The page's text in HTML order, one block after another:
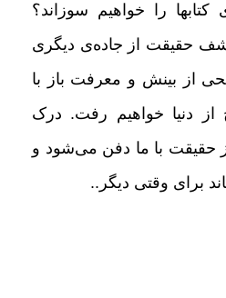
را خواهیم سوزاند؟
حقیقت از جاده‌ی دیگری
از بینش و معرفت باز با
دنیا خواهیم رفت. درک
حقیقت با ما دفن می‌شود و
برای وقتی دیگر..